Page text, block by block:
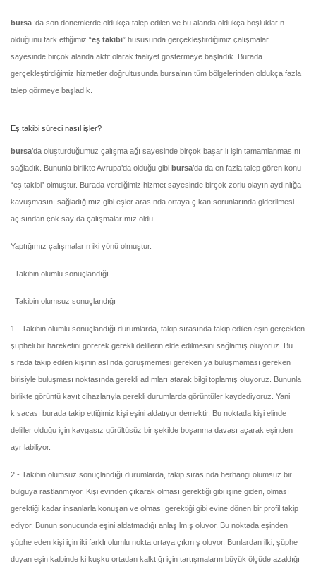
bursa ’da son dönemlerde oldukça talep edilen ve bu alanda oldukça boşlukların
olduğunu fark ettiğimiz “eş takibi” hususunda gerçekleştirdiğimiz çalışmalar
sayesinde birçok alanda aktif olarak faaliyet göstermeye başladık. Burada
gerçekleştirdiğimiz hizmetler doğrultusunda bursa’nın tüm bölgelerinden oldukça fazla
talep görmeye başladık.
Eş takibi süreci nasıl işler?
bursa’da oluşturduğumuz çalışma ağı sayesinde birçok başarılı işin tamamlanmasını
sağladık. Bununla birlikte Avrupa’da olduğu gibi bursa’da da en fazla talep gören konu
“eş takibi” olmuştur. Burada verdiğimiz hizmet sayesinde birçok zorlu olayın aydınlığa
kavuşmasını sağladığımız gibi eşler arasında ortaya çıkan sorunlarında giderilmesi
açısından çok sayıda çalışmalarımız oldu.
Yaptığımız çalışmaların iki yönü olmuştur.
Takibin olumlu sonuçlandığı
Takibin olumsuz sonuçlandığı
1 - Takibin olumlu sonuçlandığı durumlarda, takip sırasında takip edilen eşin gerçekten
şüpheli bir hareketini görerek gerekli delillerin elde edilmesini sağlamış oluyoruz. Bu
sırada takip edilen kişinin aslında görüşmemesi gereken ya buluşmaması gereken
birisiyle buluşması noktasında gerekli adımları atarak bilgi toplamış oluyoruz. Bununla
birlikte görüntü kayıt cihazlarıyla gerekli durumlarda görüntüler kaydediyoruz. Yani
kısacası burada takip ettiğimiz kişi eşini aldatıyor demektir. Bu noktada kişi elinde
deliller olduğu için kavgasız gürültüsüz bir şekilde boşanma davası açarak eşinden
ayrılabiliyor.
2 - Takibin olumsuz sonuçlandığı durumlarda, takip sırasında herhangi olumsuz bir
bulguya rastlanmıyor. Kişi evinden çıkarak olması gerektiği gibi işine giden, olması
gerektiği kadar insanlarla konuşan ve olması gerektiği gibi evine dönen bir profil takip
ediyor. Bunun sonucunda eşini aldatmadığı anlaşılmış oluyor. Bu noktada eşinden
şüphe eden kişi için iki farklı olumlu nokta ortaya çıkmış oluyor. Bunlardan ilki, şüphe
duyan eşin kalbinde ki kuşku ortadan kalktığı için tartışmaların büyük ölçüde azaldığı